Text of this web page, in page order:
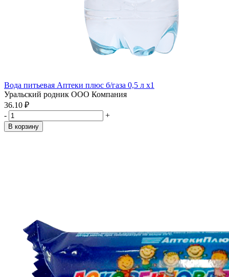
Вода питьевая Аптеки плюс б/газа 0,5 л x1
Уральский родник ООО Компания
36.10 ₽
-
+
В корзину